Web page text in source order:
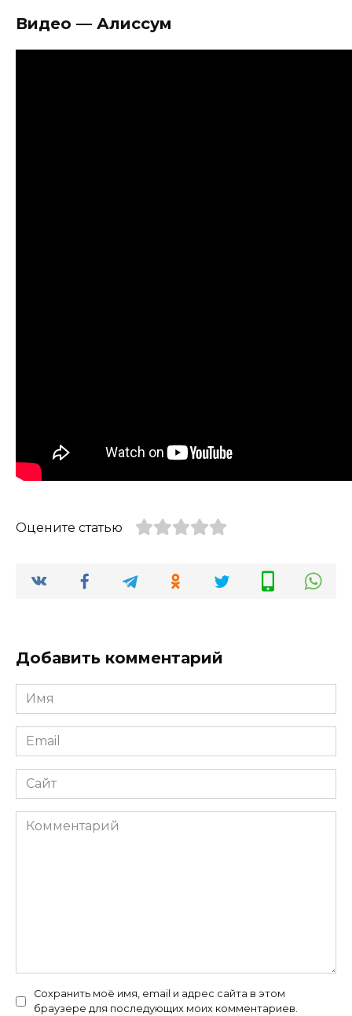
Видео — Алиссум
Оцените статью
Добавить комментарий
Имя
*
Email
*
Сайт
Комментарий
Сохранить моё имя, email и адрес сайта в этом
браузере для последующих моих комментариев.